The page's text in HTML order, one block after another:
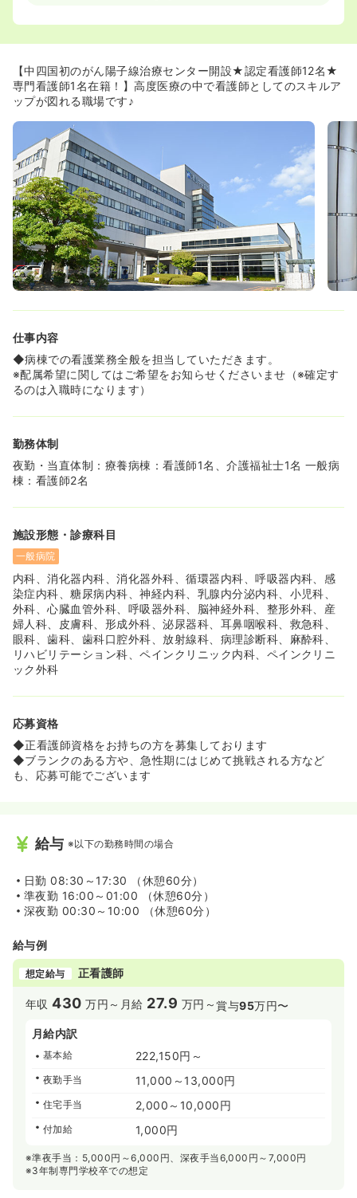
法士、日本糖尿病療養指導士も十数名在籍しております。
◆看護師寮があるので、遠方からの方も安心して過ごす事
が出来ます♪
◆保育所はもちろん、病児保育も行ってるため、お子様お
◆各種手当や、職員旅行、診療費補助等、様々な福利厚生
があるため経済的にも安心です♪
≪がん診療連携拠点病院として役割を担っております≫
◆岡山県北部唯一のがん診療連携拠点病院として二次医療
圏に限らず、県北一体や兵庫県西播磨地域等からも多くの
患者を受け入れており、地域の医療機関や他の拠点病院と
連携をとりながら治療を行っております。
◆岡山県北は手術可能な医療機関が減少しており、その点
をカバーすることやＥＳＤ等先端医療の普及向上にも努め
ています。また、平成28年3月よりがん陽子線治療センタ
ーを開設し4月より治療開始、7月から先進医療を開始、9
月より小児癌に対する保険診療も始めています。
て集学的治療可能な陽子線施設として中国四国地域、近畿
地域、九州地域の癌患者を受け入れております。また、Ｊ
ＭＩＰ（外国人患者受入認証制度）も取得し外国人がん患
者の受入も開始しています。リニアックもＩＭＲＴ対応機
種に変更しており、がん診療の高度化に対応しています。
【中四国初のがん陽子線治療センター開設★認定看護師12名★
専門看護師1名在籍！】高度医療の中で看護師としてのスキルア
ップが図れる職場です♪
仕事内容
◆病棟での看護業務全般を担当していただきます。
※配属希望に関してはご希望をお知らせくださいませ（※確定す
るのは入職時になります）
勤務体制
夜勤・当直体制：療養病棟：看護師1名、介護福祉士1名 一般病
棟：看護師2名
施設形態・診療科目
一般病院
内科、消化器内科、消化器外科、循環器内科、呼吸器内科、感
染症内科、糖尿病内科、神経内科、乳腺内分泌内科、小児科、
外科、心臓血管外科、呼吸器外科、脳神経外科、整形外科、産
婦人科、皮膚科、形成外科、泌尿器科、耳鼻咽喉科、救急科、
眼科、歯科、歯科口腔外科、放射線科、病理診断科、麻酔科、
リハビリテーション科、ペインクリニック内科、ペインクリニ
ック外科
応募資格
◆正看護師資格をお持ちの方を募集しております
◆ブランクのある方や、急性期にはじめて挑戦される方など
も、応募可能でございます
給与 ※以下の勤務時間の場合
日勤 08:30～17:30 （休憩60分）
準夜勤 16:00～01:00 （休憩60分）
深夜勤 00:30～10:00 （休憩60分）
給与例
想定給与 正看護師
年収430 万円～ 月給 27.9 万円～賞与95万円〜
月給内訳
基本給 222,150円～
夜勤手当 11,000～13,000円
住宅手当 2,000～10,000円
付加給 1,000円
※準夜手当：5,000円～6,000円、深夜手当6,000円～7,000円
※3年制専門学校卒での想定